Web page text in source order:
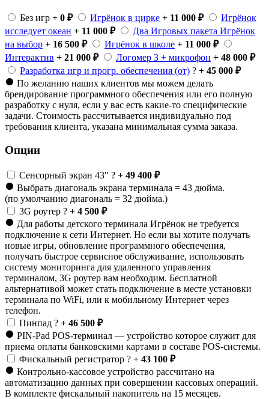
Без игр + 0 ₽ Игрёнок в цирке + 11 000 ₽
Игрёнок
исследует океан + 11 000 ₽
Два Игровых пакета Игрёнок
на выбор + 16 500 ₽ Игрёнок в школе + 11 000 ₽
Интерактив + 21 000 ₽ Логомер 3 + микрофон + 48 000 ₽
Разработка игр и прогр. обеспечения (от) ? + 45 000 ₽
По желанию наших клиентов мы можем делать
брендирование программного обеспечения или его полную
разработку с нуля, если у вас есть какие-то специфические
задачи. Стоимость рассчитывается индивидуально под
требования клиента, указана минимальная сумма заказа.
Опции
Сенсорный экран 43" ? + 49 400 ₽
Выбрать диагональ экрана терминала = 43 дюйма.
(по умолчанию диагональ = 32 дюйма.)
3G роутер ? + 4 500 ₽
Для работы детского терминала Игрёнок не требуется
подключение к сети Интернет. Но если вы хотите получать
новые игры, обновление программного обеспечения,
получать быстрое сервисное обслуживание, использовать
систему мониторинга для удаленного управления
терминалом, 3G роутер вам необходим. Бесплатной
альтернативой может стать подключение в месте установки
терминала по WiFi, или к мобильному Интернет через
телефон.
Пинпад ? + 46 500 ₽
PIN-Pad POS-терминал — устройство которое служит для
приема оплаты банковскими картами в составе POS-системы.
Фискальный регистратор ? + 43 100 ₽
Контрольно-кассовое устройство рассчитано на
автоматизацию данных при совершении кассовых операций.
В комплекте фискальный накопитель на 15 месяцев.